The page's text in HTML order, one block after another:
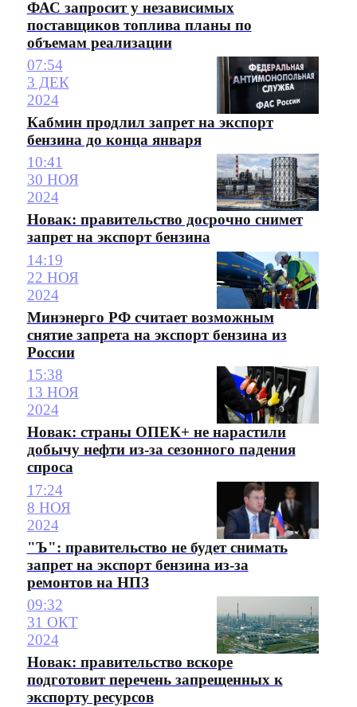
ФАС запросит у независимых
поставщиков топлива планы по
объемам реализации
07:54
3 ДЕК
2024
Кабмин продлил запрет на экспорт
бензина до конца января
10:41
30 НОЯ
2024
Новак: правительство досрочно снимет
запрет на экспорт бензина
14:19
22 НОЯ
2024
Минэнерго РФ считает возможным
снятие запрета на экспорт бензина из
России
15:38
13 НОЯ
2024
Новак: страны ОПЕК+ не нарастили
добычу нефти из-за сезонного падения
спроса
17:24
8 НОЯ
2024
"Ъ": правительство не будет снимать
запрет на экспорт бензина из-за
ремонтов на НПЗ
09:32
31 ОКТ
2024
Новак: правительство вскоре
подготовит перечень запрещенных к
экспорту ресурсов